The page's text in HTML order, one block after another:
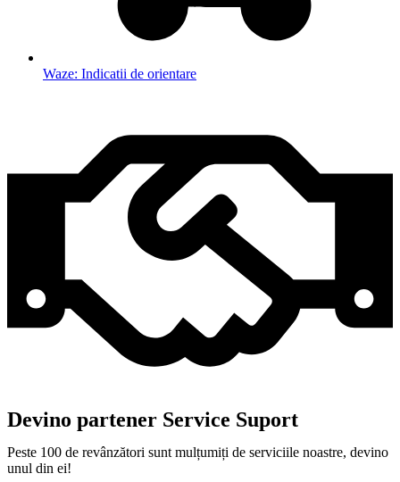
Waze: Indicatii de orientare
Devino partener Service Suport
Peste 100 de revânzători sunt mulțumiți de serviciile noastre, devino
unul din ei!